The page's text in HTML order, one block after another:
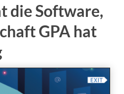
die Software,
GPA hat